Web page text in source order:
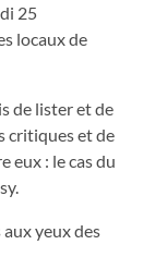
25
locaux de
de lister et de
critiques et de
eux : le cas du
yeux des